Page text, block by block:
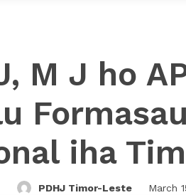
M J ho
iha
PDHJ Timor-Leste March